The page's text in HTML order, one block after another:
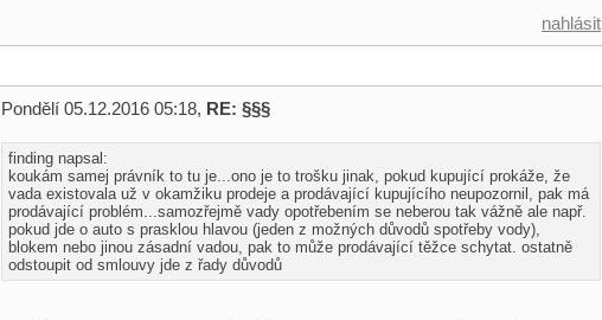
nahlásit
Pondělí 05.12.2016 05:18, RE: §§§
finding napsal:
koukám samej právník to tu je...ono je to trošku jinak, pokud kupující prokáže, že
vada existovala už v okamžiku prodeje a prodávající kupujícího neupozornil, pak má
prodávající problém...samozřejmě vady opotřebením se neberou tak vážně ale např.
pokud jde o auto s prasklou hlavou (jeden z možných důvodů spotřeby vody),
blokem nebo jinou zásadní vadou, pak to může prodávající těžce schytat. ostatně
odstoupit od smlouvy jde z řady důvodů